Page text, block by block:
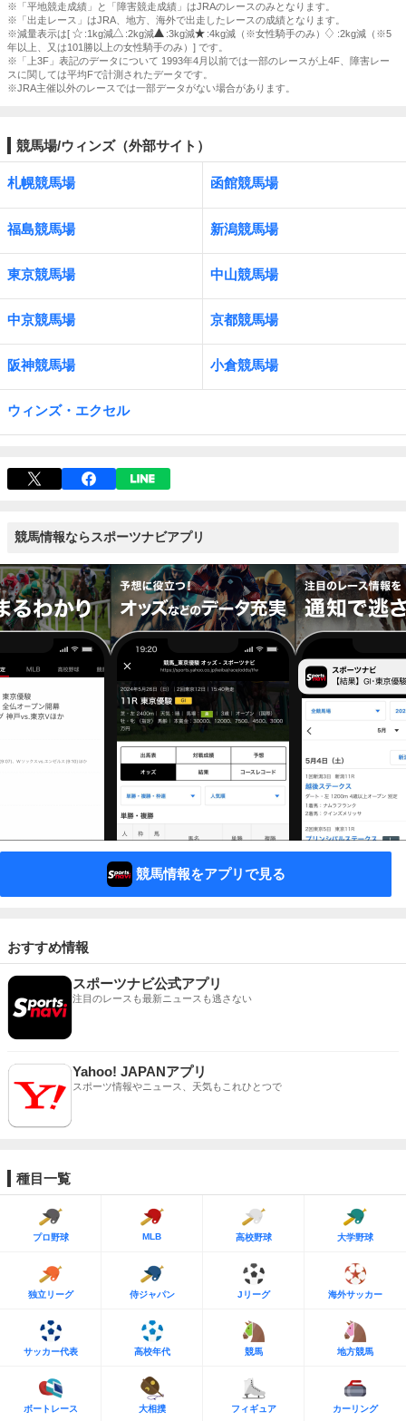
※「平地競走成績」と「障害競走成績」はJRAのレースのみとなります。
※「出走レース」はJRA、地方、海外で出走したレースの成績となります。
※減量表示は[
:1kg減 :2kg減 :3kg減 :4kg減（※女性騎手のみ）
:2kg減（※5
年以上、又は101勝以上の女性騎手のみ）] です。
※「上3F」表記のデータについて 1993年4月以前では一部のレースが上4F、障害レー
スに関しては平均Fで計測されたデータです。
※JRA主催以外のレースでは一部データがない場合があります。
競馬場/ウィンズ（外部サイト）
札幌競馬場 函館競馬場
福島競馬場 新潟競馬場
東京競馬場 中山競馬場
中京競馬場 京都競馬場
阪神競馬場 小倉競馬場
ウィンズ・エクセル
競馬情報ならスポーツナビアプリ
競馬情報をアプリで見る
おすすめ情報
スポーツナビ公式アプリ
注目のレースも最新ニュースも逃さない
Yahoo! JAPANアプリ
スポーツ情報やニュース、天気もこれひとつで
種目一覧
プロ野球 MLB 高校野球 大学野球
独立リーグ 侍ジャパン Jリーグ 海外サッカー
サッカー代表 高校年代 競馬 地方競馬
ボートレース 大相撲 フィギュア カーリング